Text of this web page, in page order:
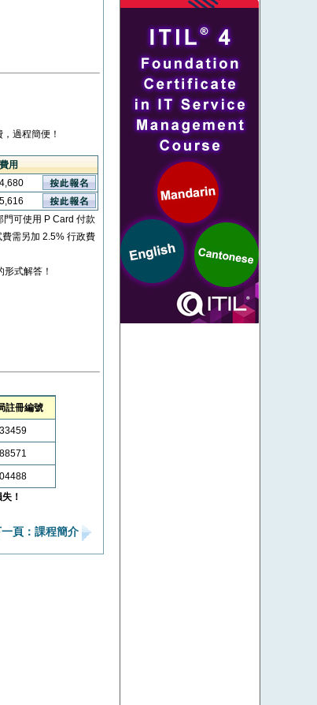
過程簡便！
費用
門可使用 P Card 付款
需另加 2.5% 行政費
式解答！
註冊編號
！
頁：課程簡介